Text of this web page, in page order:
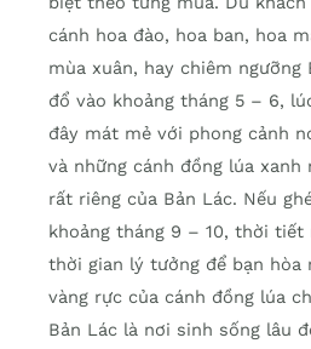
cánh hoa đào, hoa ban, hoa
mùa xuân, hay chiêm ngưỡng
đổ vào khoảng tháng 5 – 6,
đây mát mẻ với phong cảnh
và những cánh đồng lúa
rất riêng của Bản Lác. Nếu
khoảng tháng 9 – 10, thời tiết
thời gian lý tưởng để bạn hòa
vàng rực của cánh đồng lúa
Bản Lác là nơi sinh sống lâu